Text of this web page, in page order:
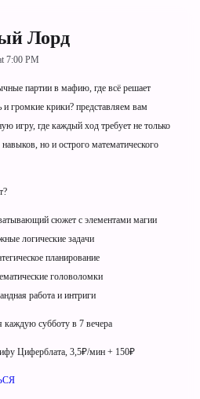
Лорд
7:00 PM
партии в мафию, где всё решает
и громкие крики? представляем вам
игру, где каждый ход требует не только
но и острого математического
сюжет с элементами магии
логические задачи
планирование
головоломки
работа и интриги
каждую субботу в 7 вечера
Циферблата, 3,5₽/мин + 150₽